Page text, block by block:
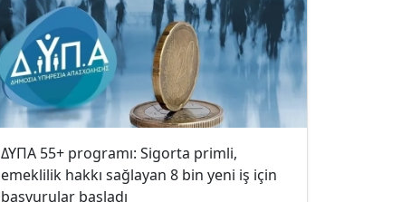
ΔΥΠΑ 55+ programı: Sigorta primli,
emeklilik hakkı sağlayan 8 bin yeni iş için
başvurular başladı